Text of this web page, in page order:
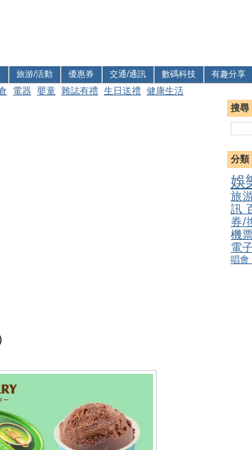
旅游/活動 優惠券 交通/通訊 數碼科技 有趣分享
電器 嬰童 雜誌有禮 生日送禮 健康生活
搜尋
分類
娛
旅
訊
券/
機
電
唱會